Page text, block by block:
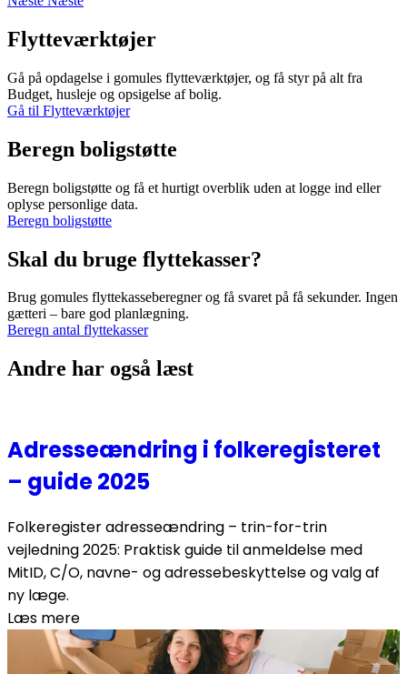
Flytteværktøjer
Gå på opdagelse i gomules flytteværktøjer, og få styr på alt fra
Budget, husleje og opsigelse af bolig.
Gå til Flytteværktøjer
Beregn boligstøtte
Beregn boligstøtte og få et hurtigt overblik uden at logge ind eller
oplyse personlige data.
Beregn boligstøtte
Skal du bruge flyttekasser?
Brug gomules flyttekasseberegner og få svaret på få sekunder. Ingen
gætteri – bare god planlægning.
Beregn antal flyttekasser
Andre har også læst
Adresseændring i folkeregisteret
– guide 2025
Folkeregister adresseændring – trin-for-trin
vejledning 2025: Praktisk guide til anmeldelse med
MitID, C/O, navne- og adressebeskyttelse og valg af
ny læge.
Læs mere